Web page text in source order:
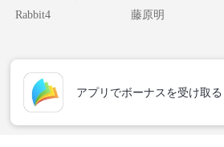
そいつの宿敵に
Rabbit4 藤原明
アプリでボーナスを受け取る